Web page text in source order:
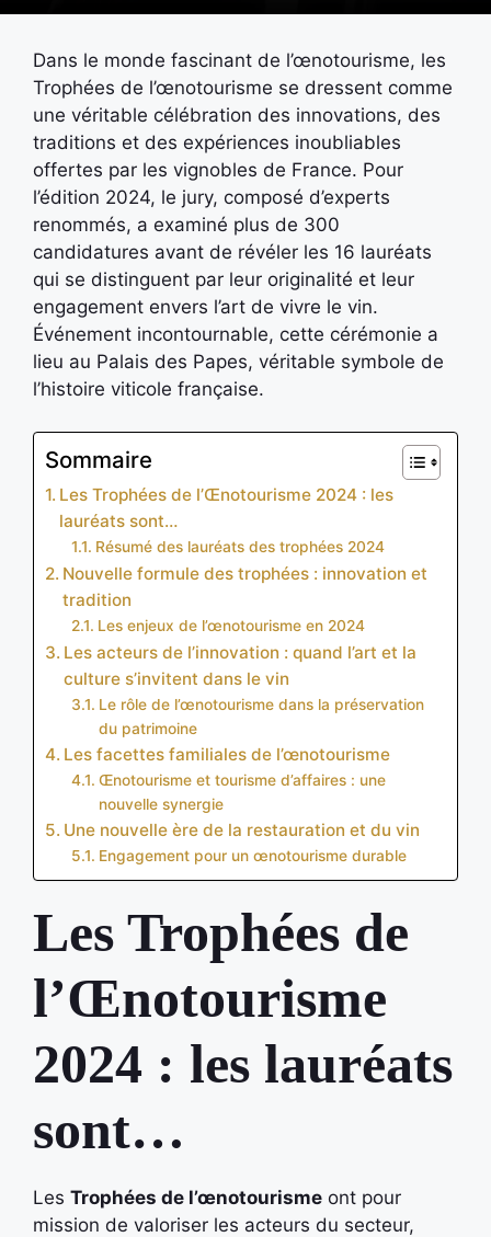
Dans le monde fascinant de l’œnotourisme, les
Trophées de l’œnotourisme se dressent comme
une véritable célébration des innovations, des
traditions et des expériences inoubliables
offertes par les vignobles de France. Pour
l’édition 2024, le jury, composé d’experts
renommés, a examiné plus de 300
candidatures avant de révéler les 16 lauréats
qui se distinguent par leur originalité et leur
engagement envers l’art de vivre le vin.
Événement incontournable, cette cérémonie a
lieu au Palais des Papes, véritable symbole de
l’histoire viticole française.
Sommaire
Les Trophées de l’Œnotourisme 2024 : les
lauréats sont…
Résumé des lauréats des trophées 2024
Nouvelle formule des trophées : innovation et
tradition
Les enjeux de l’œnotourisme en 2024
Les acteurs de l’innovation : quand l’art et la
culture s’invitent dans le vin
Le rôle de l’œnotourisme dans la préservation
du patrimoine
Les facettes familiales de l’œnotourisme
Œnotourisme et tourisme d’affaires : une
nouvelle synergie
Une nouvelle ère de la restauration et du vin
Engagement pour un œnotourisme durable
Les Trophées de
l’Œnotourisme
2024 : les lauréats
sont…
Les Trophées de l’œnotourisme ont pour
mission de valoriser les acteurs du secteur,